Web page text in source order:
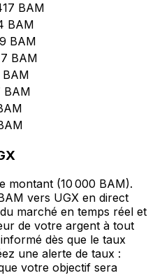
BAM
BAM
BAM
BAM
BAM
BAM
montant (10 000 BAM).
vers UGX en direct
marché en temps réel et
de votre argent à tout
dès que le taux
une alerte de taux :
votre objectif sera